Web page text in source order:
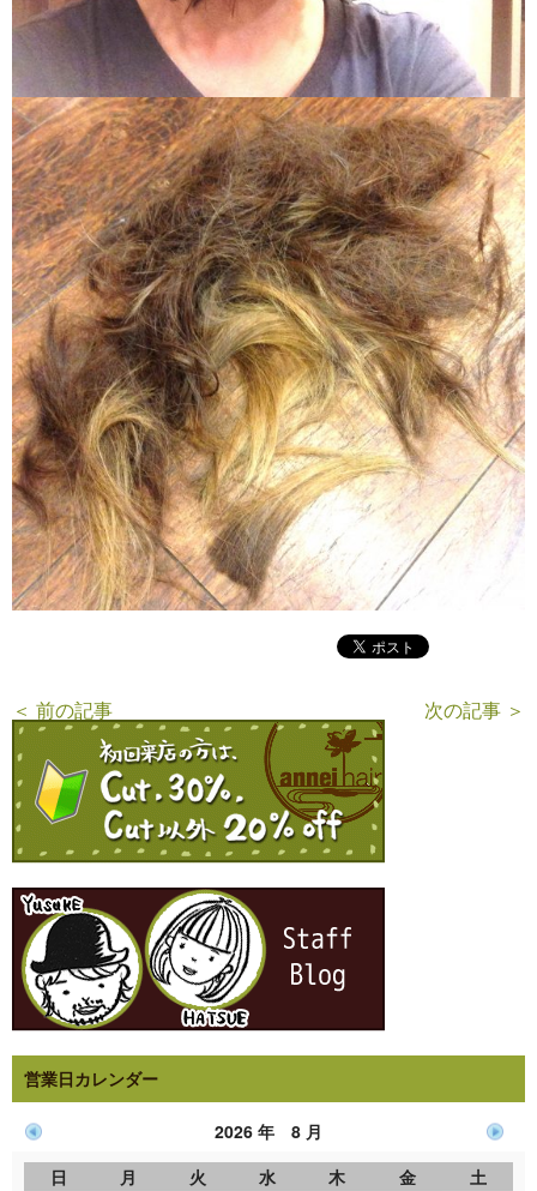
＜ 前の記事 次の記事 ＞
営業日カレンダー
2026 年 8 月
日
月 火 水 木 金
土